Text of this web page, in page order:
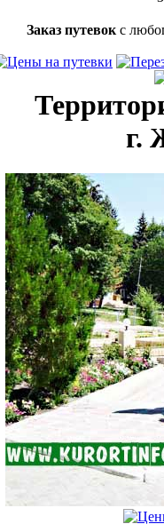
Заказ путевок с
г.